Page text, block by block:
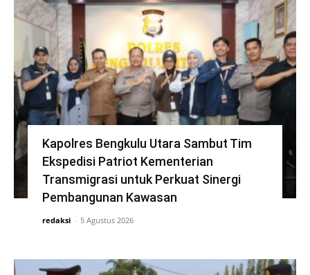
Kapolres Bengkulu Utara Sambut Tim
Ekspedisi Patriot Kementerian
Transmigrasi untuk Perkuat Sinergi
Pembangunan Kawasan
redaksi - 5 Agustus 2026